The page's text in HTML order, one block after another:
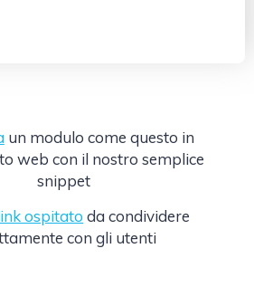
un modulo come questo in
web con il nostro semplice
snippet
ospitato da condividere
con gli utenti